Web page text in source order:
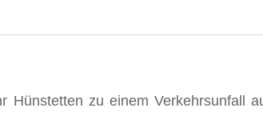
Hünstetten zu einem Verkehrsunfall